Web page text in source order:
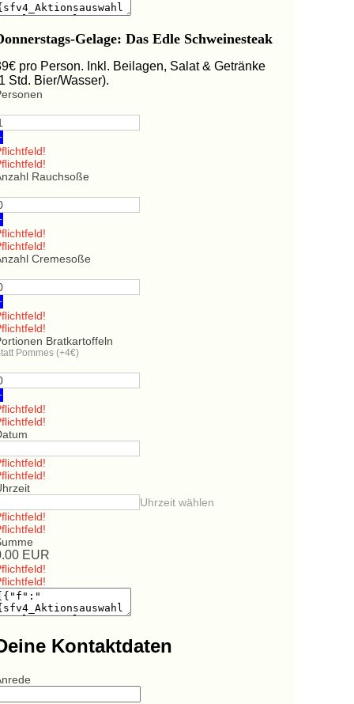
Gelage: Das Edle Schweinesteak
pro Person. Inkl. Beilagen, Salat & Getränke
Std. Bier/Wasser).
Rauchsoße
Cremesoße
Bratkartoffeln
Pommes (+4€)
Uhrzeit wählen
EUR
Kontaktdaten